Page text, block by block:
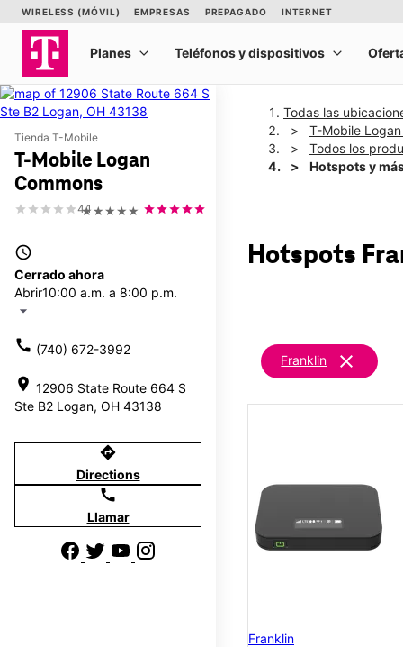
Tienda T-Mobile
T-Mobile Logan
Commons
★★★★★
4.1
access_time
Cerrado ahora
Abrir10:00 a.m. a 8:00 p.m.
arrow_drop_down
call (740) 672-3992
location_on 12906 State Route 664 S
Ste B2 Logan, OH 43138
directions
Directions
call
Llamar
Todas las
T-Mobile
Todos los
Hotspots y
Hotspots
Franklin clear
Franklin